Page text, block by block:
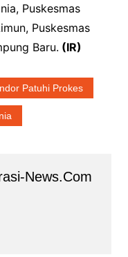
Puskesmas
Puskesmas
Baru. (IR)
Patuhi Prokes
News.com